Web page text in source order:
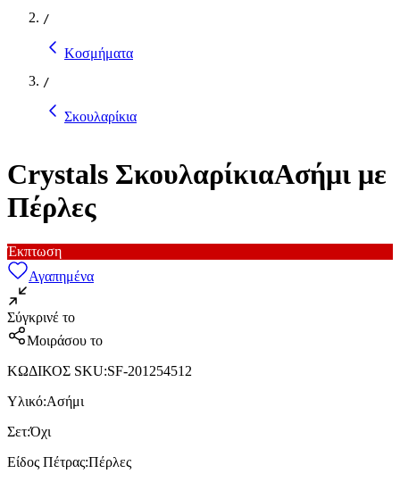
/
Κοσμήματα
/
Σκουλαρίκια
Crystals ΣκουλαρίκιαΑσήμι με
Πέρλες
Έκπτωση
Αγαπημένα
Σύγκρινέ το
Μοιράσου το
ΚΩΔΙΚΟΣ SKU:SF-201254512
Υλικό:Ασήμι
Σετ:Όχι
Είδος Πέτρας:Πέρλες